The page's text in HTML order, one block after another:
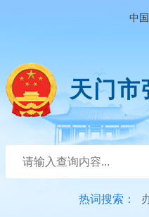
中
天门市
热词搜索：